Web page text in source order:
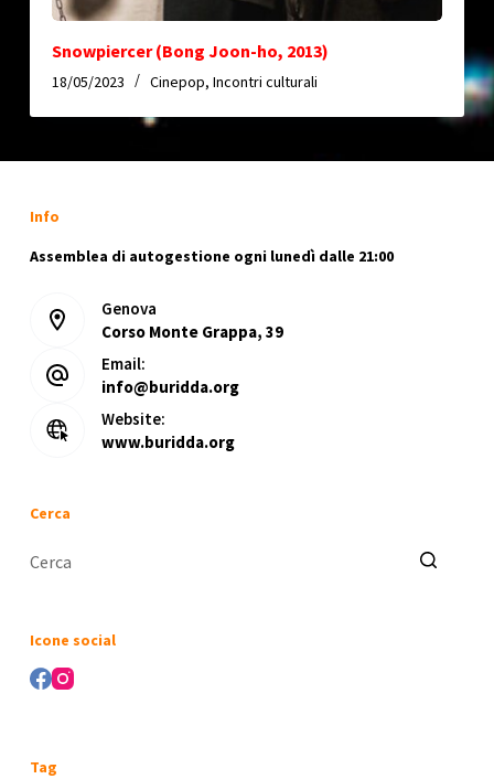
Snowpiercer (Bong Joon-ho, 2013)
18/05/2023 Cinepop, Incontri culturali
Info
Assemblea di autogestione ogni lunedì dalle 21:00
Genova
Corso Monte Grappa, 39
Email:
info@buridda.org
Website:
www.buridda.org
Cerca
Icone social
Tag